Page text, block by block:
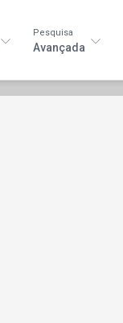
Pesquisa
Avançada